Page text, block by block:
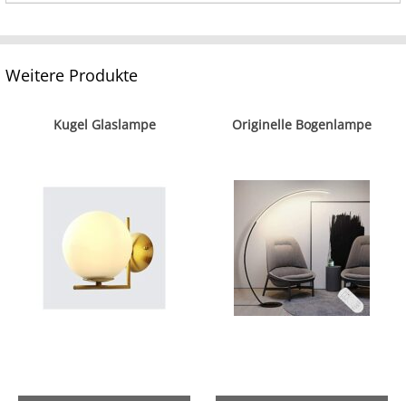
Weitere Produkte
Kugel Glaslampe Originelle Bogenlampe